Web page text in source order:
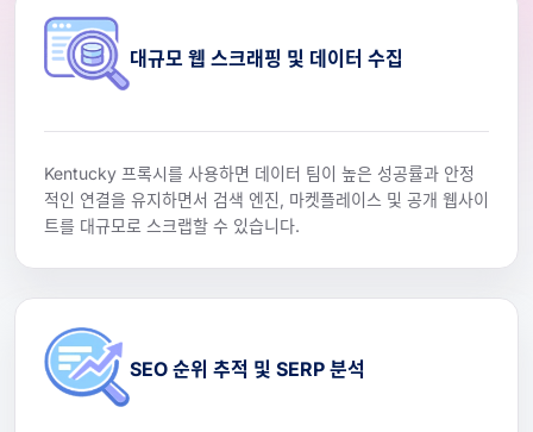
대규모 웹 스크래핑 및 데이터 수집
Kentucky 프록시를 사용하면 데이터 팀이 높은 성공률과 안정
적인 연결을 유지하면서 검색 엔진, 마켓플레이스 및 공개 웹사이
트를 대규모로 스크랩할 수 있습니다.
SEO 순위 추적 및 SERP 분석